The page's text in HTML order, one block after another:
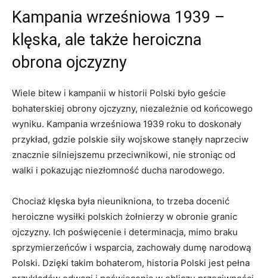
Kampania ‍wrześniowa 1939 –
klęska,⁢ ale także heroiczna
obrona ojczyzny
Wiele bitew i kampanii w historii Polski było⁢ geście
bohaterskiej​ obrony ojczyzny, niezależnie od ‍końcowego
wyniku. Kampania wrześniowa⁢ 1939 roku⁢ to doskonały
przykład, gdzie polskie siły wojskowe stanęły⁢ naprzeciw
znacznie silniejszemu przeciwnikowi, nie stroniąc od
walki i pokazując niezłomność ducha narodowego.
Chociaż klęska była nieunikniona, to trzeba docenić
heroiczne wysiłki polskich ‌żołnierzy w obronie granic‍
ojczyzny.​ Ich​ poświęcenie ​i determinacja, mimo braku
sprzymierzeńców i wsparcia, zachowały dumę narodową
Polski. Dzięki takim bohaterom, historia Polski jest ‍pełna⁢